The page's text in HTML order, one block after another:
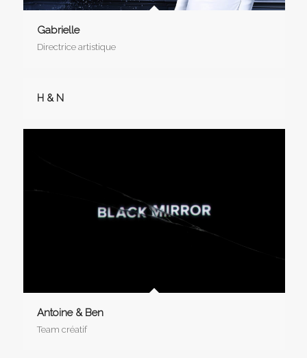
Gabrielle
Directrice artistique
H & N
Antoine & Ben
Team créatif